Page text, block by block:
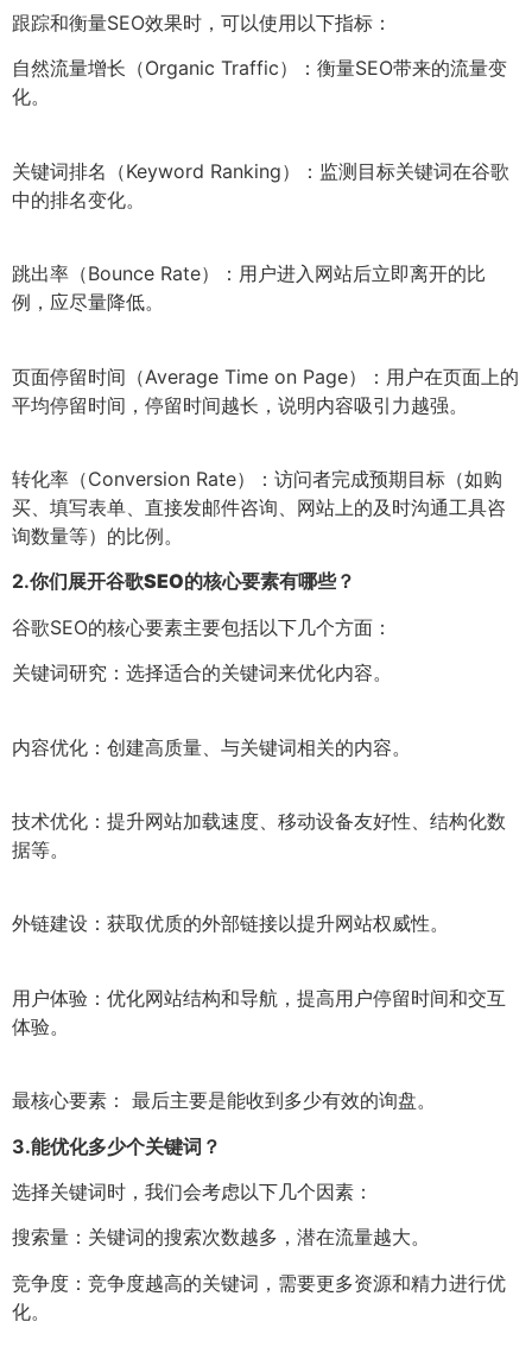
跟踪和衡量SEO效果时，可以使用以下指标：
自然流量增长（Organic Traffic）：衡量SEO带来的流量变
化。
关键词排名（Keyword Ranking）：监测目标关键词在谷歌
中的排名变化。
跳出率（Bounce Rate）：用户进入网站后立即离开的比
例，应尽量降低。
页面停留时间（Average Time on Page）：用户在页面上的
平均停留时间，停留时间越长，说明内容吸引力越强。
转化率（Conversion Rate）：访问者完成预期目标（如购
买、填写表单、直接发邮件咨询、网站上的及时沟通工具咨
询数量等）的比例。
2.你们展开谷歌SEO的核心要素有哪些？
谷歌SEO的核心要素主要包括以下几个方面：
关键词研究：选择适合的关键词来优化内容。
内容优化：创建高质量、与关键词相关的内容。
技术优化：提升网站加载速度、移动设备友好性、结构化数
据等。
外链建设：获取优质的外部链接以提升网站权威性。
用户体验：优化网站结构和导航，提高用户停留时间和交互
体验。
最核心要素： 最后主要是能收到多少有效的询盘。
3.能优化多少个关键词？
选择关键词时，我们会考虑以下几个因素：
搜索量：关键词的搜索次数越多，潜在流量越大。
竞争度：竞争度越高的关键词，需要更多资源和精力进行优
化。